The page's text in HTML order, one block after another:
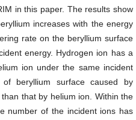
in this paper. The results show
increases with the energy
rate on the beryllium surface
energy. Hydrogen ion has a
ion under the same incident
beryllium surface caused by
that by helium ion. Within the
number of the incident ions has